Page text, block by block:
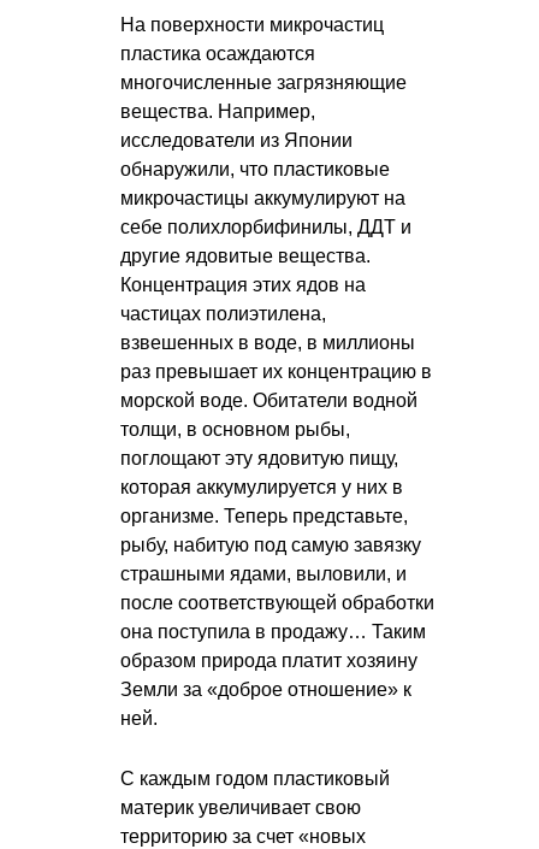
На поверхности микрочастиц
пластика осаждаются
многочисленные загрязняющие
вещества. Например,
исследователи из Японии
обнаружили, что пластиковые
микрочастицы аккумулируют на
себе полихлорбифинилы, ДДТ и
другие ядовитые вещества.
Концентрация этих ядов на
частицах полиэтилена,
взвешенных в воде, в миллионы
раз превышает их концентрацию в
морской воде. Обитатели водной
толщи, в основном рыбы,
поглощают эту ядовитую пищу,
которая аккумулируется у них в
организме. Теперь представьте,
рыбу, набитую под самую завязку
страшными ядами, выловили, и
после соответствующей обработки
она поступила в продажу… Таким
образом природа платит хозяину
Земли за «доброе отношение» к
ней.
С каждым годом пластиковый
материк увеличивает свою
территорию за счет «новых